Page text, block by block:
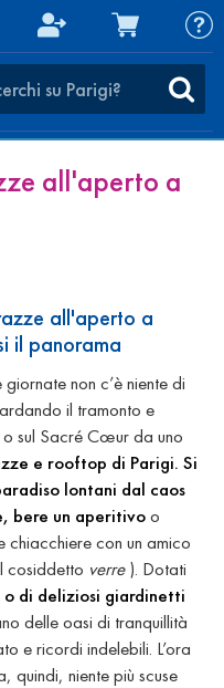
all'aperto a
all'aperto a
il panorama
non c’è niente di
il tramonto e
sul Sacré Cœur da uno
e rooftop di Parigi. Si
lontani dal caos
bere un aperitivoo
chiacchiere con un amico
cosiddetto verre). Dotati
di deliziosi giardinetti
delle oasi di tranquillità
e ricordi indelebili. L’ora
quindi, niente più scuse